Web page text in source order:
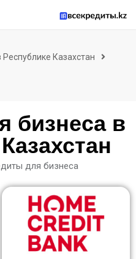
Казахстан
бизнеса в
для бизнеса